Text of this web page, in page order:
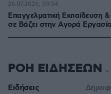
Επαγγελματική Εκπαίδευση
σε Bάζει στην Aγορά
26.07.2026, 09:54
ΡΟΗ ΕΙΔΗΣΕΩΝ
Ειδήσεις